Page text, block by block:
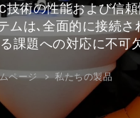
技術の性能および信
ムは､全面的に接続さ
課題への対応に不可
ページ 私たちの製品